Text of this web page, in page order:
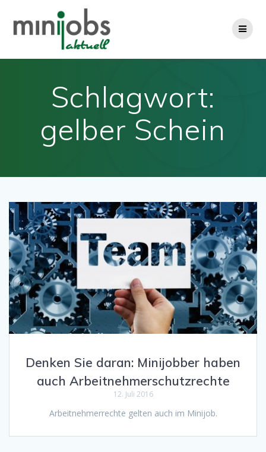
Schlagwort:
gelber Schein
Denken Sie daran: Minijobber haben
auch Arbeitnehmerschutzrechte
12. Juli 2016
Arbeitnehmerrechte gelten auch im Minijob.